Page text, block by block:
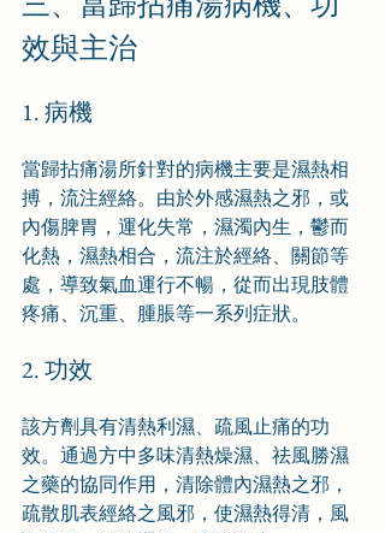
效與主治
1. 病機
當歸拈痛湯所針對的病機主要是濕熱相
搏，流注經絡。由於外感濕熱之邪，或
內傷脾胃，運化失常，濕濁內生，鬱而
化熱，濕熱相合，流注於經絡、關節等
處，導致氣血運行不暢，從而出現肢體
疼痛、沉重、腫脹等一系列症狀。
2. 功效
該方劑具有清熱利濕、疏風止痛的功
效。通過方中多味清熱燥濕、祛風勝濕
之藥的協同作用，清除體內濕熱之邪，
疏散肌表經絡之風邪，使濕熱得清，風